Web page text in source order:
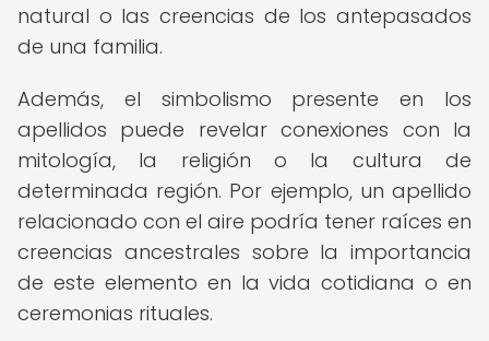
natural o las creencias de los antepasados
de una familia.
Además, el simbolismo presente en los
apellidos puede revelar conexiones con la
mitología, la religión o la cultura de
determinada región. Por ejemplo, un apellido
relacionado con el aire podría tener raíces en
creencias ancestrales sobre la importancia
de este elemento en la vida cotidiana o en
ceremonias rituales.